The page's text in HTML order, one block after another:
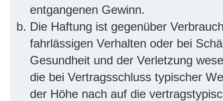
entgangenen Gewinn.
Die Haftung ist gegenüber
fahrlässigen Verhalten oder bei
Gesundheit und der Verletzung
die bei Vertragsschluss typischer
der Höhe nach auf die